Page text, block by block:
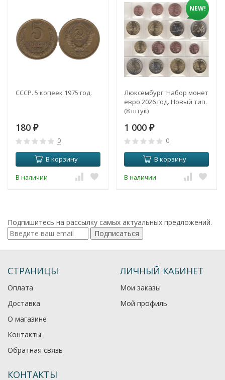
СССР. 5 копеек 1975 год.
180 ₽
0
В корзину
В наличии
NEW!
Люксембург. Набор монет
евро 2026 год. Новый тип.
(8 штук)
1 000 ₽
0
В корзину
В наличии
Подпишитесь на рассылку самых актуальных предложений.
Подписаться
СТРАНИЦЫ
Оплата
Доставка
О магазине
Контакты
Обратная связь
ЛИЧНЫЙ КАБИНЕТ
Мои заказы
Мой профиль
КОНТАКТЫ